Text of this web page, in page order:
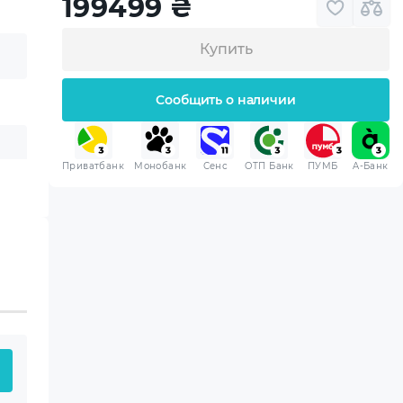
199499 ₴
Купить
Сообщить о наличии
Приватбанк Монобанк Сенс ОТП Банк ПУМБ A-Банк